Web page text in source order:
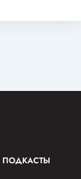
ПОДКАСТЫ